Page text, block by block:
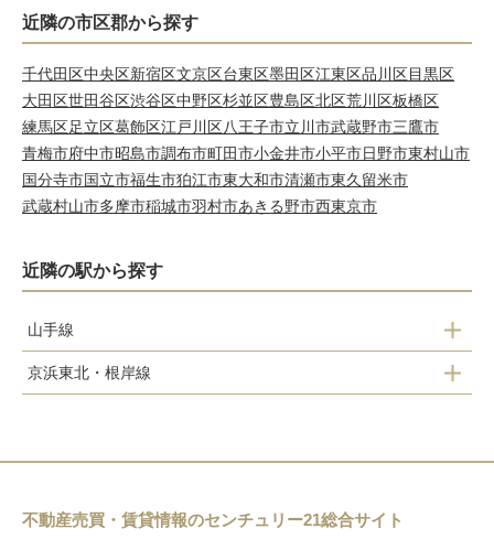
近隣の市区郡から探す
千代田区中央区新宿区文京区台東区墨田区江東区品川区目黒区
大田区世田谷区渋谷区中野区杉並区豊島区北区荒川区板橋区
練馬区足立区葛飾区江戸川区八王子市立川市武蔵野市三鷹市
青梅市府中市昭島市調布市町田市小金井市小平市日野市東村山市
国分寺市国立市福生市狛江市東大和市清瀬市東久留米市
武蔵村山市多摩市稲城市羽村市あきる野市西東京市
近隣の駅から探す
山手線
有楽町
京浜東北・根岸線
新橋
浜松町
不動産売買・賃貸情報のセンチュリー21総合サイト